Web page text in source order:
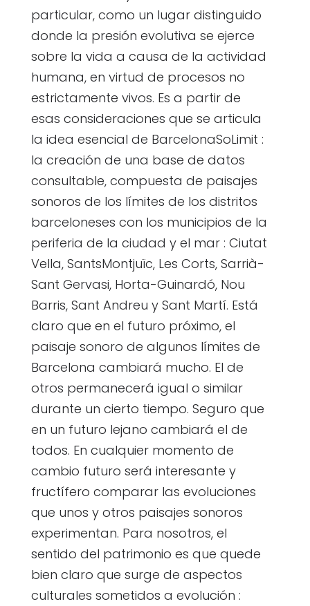
particular, como un lugar distinguido
donde la presión evolutiva se ejerce
sobre la vida a causa de la actividad
humana, en virtud de procesos no
estrictamente vivos. Es a partir de
esas consideraciones que se articula
la idea esencial de BarcelonaSoLimit :
la creación de una base de datos
consultable, compuesta de paisajes
sonoros de los límites de los distritos
barceloneses con los municipios de la
periferia de la ciudad y el mar : Ciutat
Vella, SantsMontjuïc, Les Corts, Sarrià-
Sant Gervasi, Horta-Guinardó, Nou
Barris, Sant Andreu y Sant Martí. Está
claro que en el futuro próximo, el
paisaje sonoro de algunos límites de
Barcelona cambiará mucho. El de
otros permanecerá igual o similar
durante un cierto tiempo. Seguro que
en un futuro lejano cambiará el de
todos. En cualquier momento de
cambio futuro será interesante y
fructífero comparar las evoluciones
que unos y otros paisajes sonoros
experimentan. Para nosotros, el
sentido del patrimonio es que quede
bien claro que surge de aspectos
culturales sometidos a evolución :